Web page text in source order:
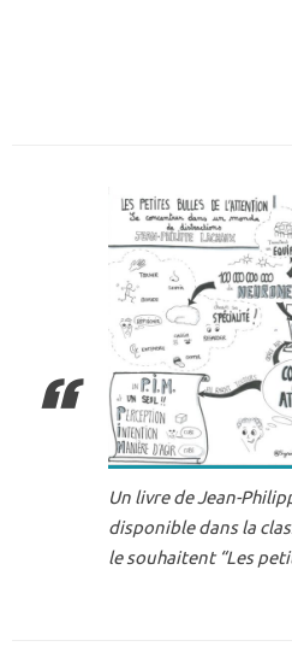
Un livre de Jean-
disponible dans la
le souhaitent “Les